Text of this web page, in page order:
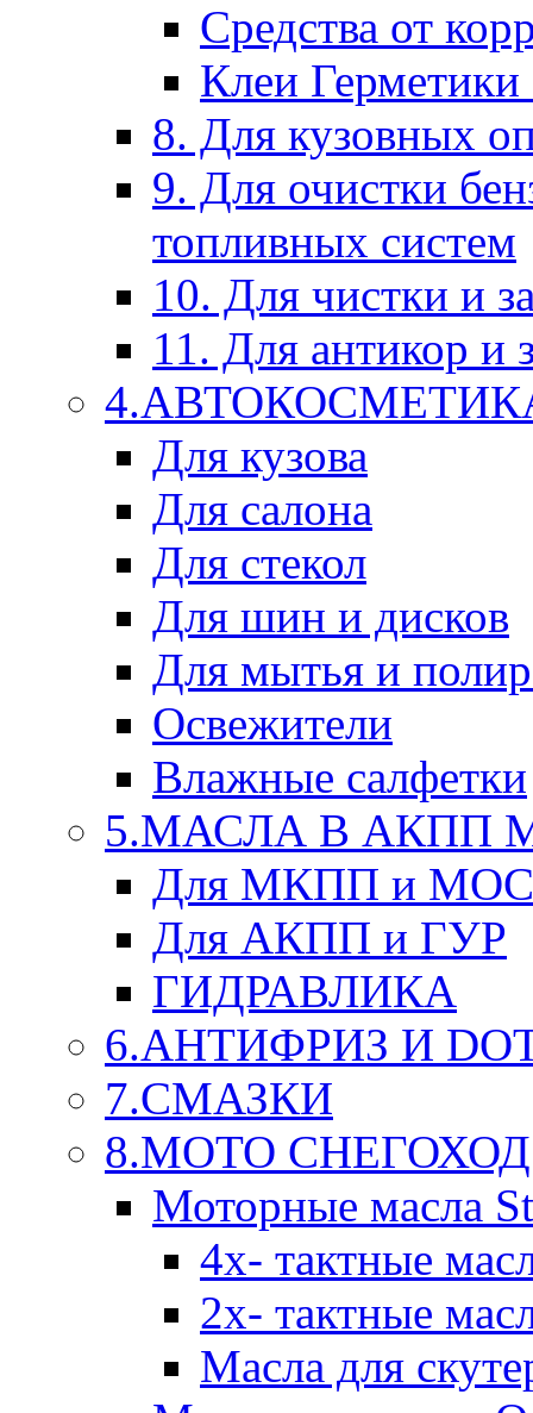
Средства от
Клеи
8. Для кузовных
9. Для очистки
топливных систем
10. Для чистки и
11. Для антикор и
Для кузова
Для салона
Для стекол
Для шин и дисков
Для мытья и
Освежители
Влажные салфетки
5.МАСЛА В АКПП
Для МКПП и
Для АКПП и ГУР
ГИДРАВЛИКА
6.АНТИФРИЗ И
7.СМАЗКИ
8.МОТО
Моторные масла
4х- тактные
2х- тактные
Масла для